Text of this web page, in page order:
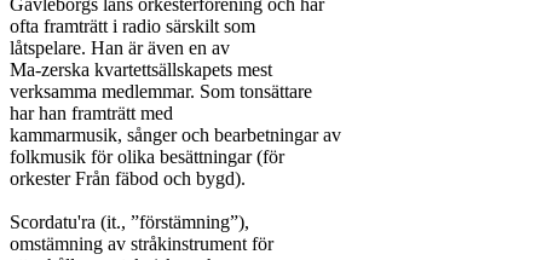
Gävleborgs läns orkesterförening och har
ofta framträtt i radio särskilt som
låtspelare. Han är även en av
Ma-zerska kvartettsällskapets mest
verksamma medlemmar. Som tonsättare
har han framträtt med
kammarmusik, sånger och bearbetningar av
folkmusik för olika besättningar (för
orkester Från fäbod och bygd).
Scordatu'ra (it., ”förstämning”),
omstämning av stråkinstrument för